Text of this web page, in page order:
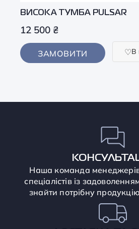
ВИСОКА ТУМБА PULSAR
12 500 ₴
ЗАМОВИТИ В
Наша команда
спеціалістів із
знайти потрібну